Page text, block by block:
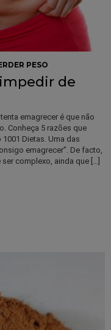
PESO
de
emagrecer é que não
Conheça 5 razões que
Dietas. Uma das
emagrecer”. De facto,
complexo, ainda que […]